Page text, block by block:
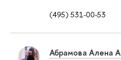
(495) 531-00-53
Абрамова Алена